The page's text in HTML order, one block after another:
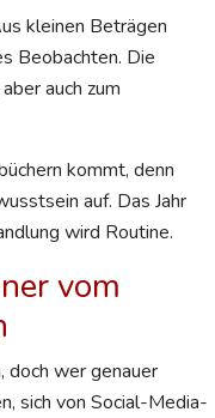
kleinen Beträgen
Beobachten. Die
auch zum
kommt, denn
auf. Das Jahr
wird Routine.
vom
doch wer genauer
sich von Social-Media-